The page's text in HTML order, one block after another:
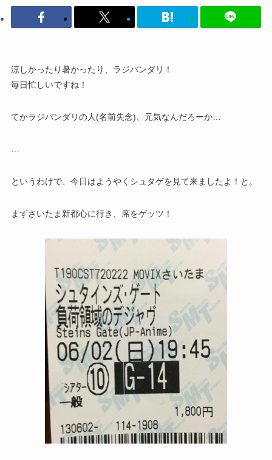
涼しかったり暑かったり、ラジバンダリ！
毎日忙しいですね！
てかラジバンダリの人(名前失念)、元気なんだろーか…
というわけで、今日はようやくシュタゲを見て来ましたよ！と。
まずさいたま新都心に行き、席をゲッツ！